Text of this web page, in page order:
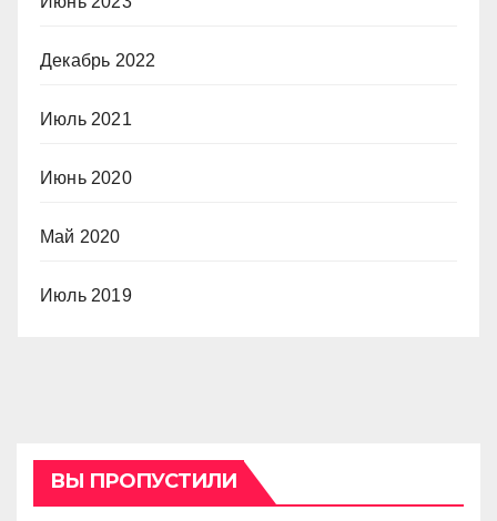
Декабрь 2022
Июль 2021
Июнь 2020
Май 2020
Июль 2019
ВЫ ПРОПУСТИЛИ